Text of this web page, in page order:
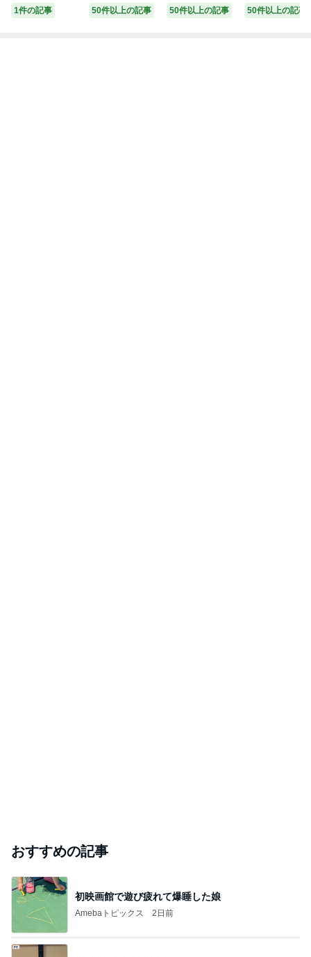
1 けんおんくん
1件の記事
触型 BT-543 非
50件以上の記事
ト 12種 選べる
50件以上の記事
凍焼き芋 1〜
50件以上の記事
おすすめの記事
初映画館で遊び疲れて爆睡した娘
Amebaトピックス 2日前